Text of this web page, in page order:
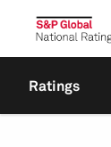
Ratings